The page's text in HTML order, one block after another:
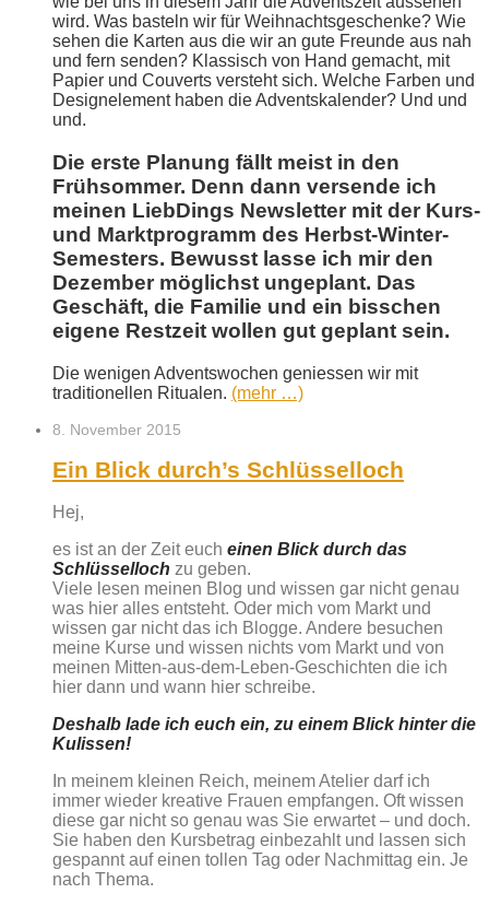
wird. Was basteln wir für Weihnachtsgeschenke? Wie
sehen die Karten aus die wir an gute Freunde aus nah
und fern senden? Klassisch von Hand gemacht, mit
Papier und Couverts versteht sich. Welche Farben und
Designelement haben die Adventskalender? Und und
und.
Die erste Planung fällt meist in den
Frühsommer. Denn dann versende ich
meinen LiebDings Newsletter mit der Kurs-
und Marktprogramm des Herbst-Winter-
Semesters. Bewusst lasse ich mir den
Dezember möglichst ungeplant. Das
Geschäft, die Familie und ein bisschen
eigene Restzeit wollen gut geplant sein.
Die wenigen Adventswochen geniessen wir mit
traditionellen Ritualen. (mehr …)
8. November 2015
Ein Blick durch’s Schlüsselloch
Hej,
es ist an der Zeit euch einen Blick durch das
Schlüsselloch zu geben.
Viele lesen meinen Blog und wissen gar nicht genau
was hier alles entsteht. Oder mich vom Markt und
wissen gar nicht das ich Blogge. Andere besuchen
meine Kurse und wissen nichts vom Markt und von
meinen Mitten-aus-dem-Leben-Geschichten die ich
hier dann und wann hier schreibe.
Deshalb lade ich euch ein, zu einem Blick hinter die
Kulissen!
In meinem kleinen Reich, meinem Atelier darf ich
immer wieder kreative Frauen empfangen. Oft wissen
diese gar nicht so genau was Sie erwartet – und doch.
Sie haben den Kursbetrag einbezahlt und lassen sich
gespannt auf einen tollen Tag oder Nachmittag ein. Je
nach Thema.